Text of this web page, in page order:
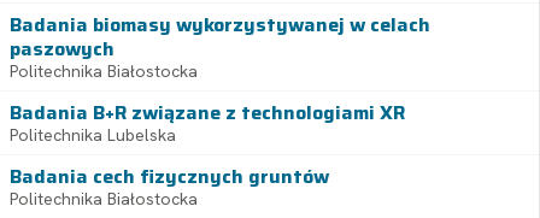
Badania biomasy wykorzystywanej w celach
paszowych
Politechnika Białostocka
Badania B+R związane z technologiami XR
Politechnika Lubelska
Badania cech fizycznych gruntów
Politechnika Białostocka